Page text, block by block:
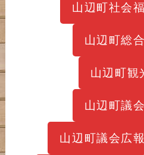
山辺町社会
山辺町総
山辺町観
山辺町議
山辺町議会広